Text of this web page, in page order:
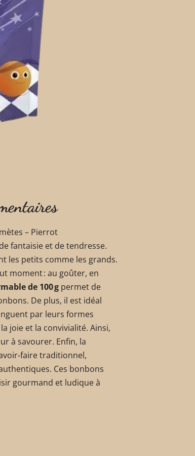
– Pierrot
fantaisie et de tendresse.
les petits comme les grands.
moment : au goûter, en
de 100 g permet de
De plus, il est idéal
par leurs formes
joie et la convivialité. Ainsi,
à savourer. Enfin, la
traditionnel,
Ces bonbons
gourmand et ludique à